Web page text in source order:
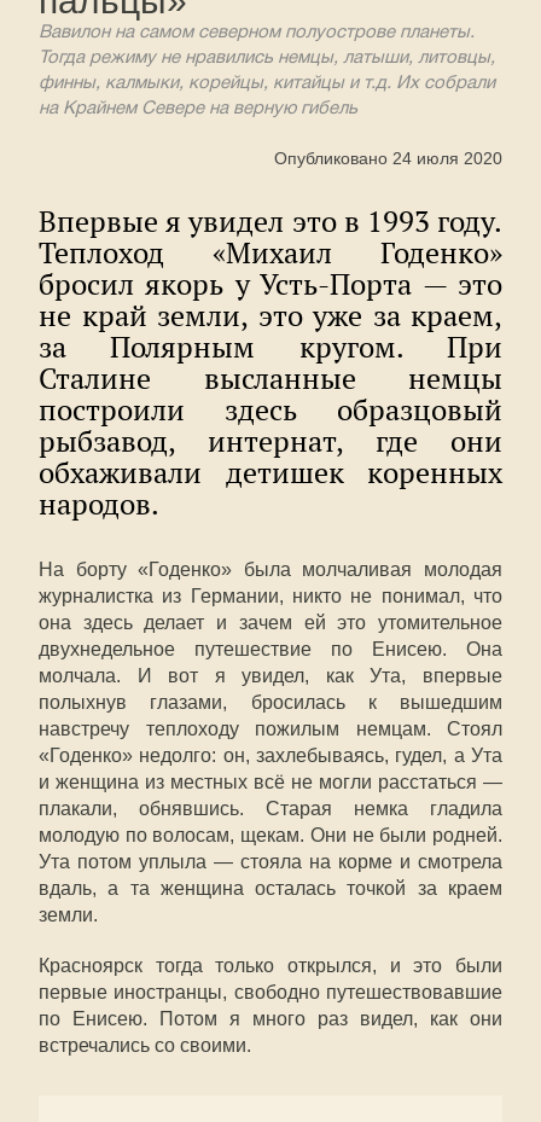
Вавилон на самом северном полуострове планеты.
Тогда режиму не нравились немцы, латыши, литовцы,
финны, калмыки, корейцы, китайцы и т.д. Их собрали
на Крайнем Севере на верную гибель
Опубликовано 24 июля 2020
Впервые я увидел это в 1993 году.
Теплоход «Михаил Годенко»
бросил якорь у Усть-Порта — это
не край земли, это уже за краем,
за Полярным кругом. При
Сталине высланные немцы
построили здесь образцовый
рыбзавод, интернат, где они
обхаживали детишек коренных
народов.
На борту «Годенко» была молчаливая молодая
журналистка из Германии, никто не понимал, что
она здесь делает и зачем ей это утомительное
двухнедельное путешествие по Енисею. Она
молчала. И вот я увидел, как Ута, впервые
полыхнув глазами, бросилась к вышедшим
навстречу теплоходу пожилым немцам. Стоял
«Годенко» недолго: он, захлебываясь, гудел, а Ута
и женщина из местных всё не могли расстаться —
плакали, обнявшись. Старая немка гладила
молодую по волосам, щекам. Они не были родней.
Ута потом уплыла — стояла на корме и смотрела
вдаль, а та женщина осталась точкой за краем
земли.
Красноярск тогда только открылся, и это были
первые иностранцы, свободно путешествовавшие
по Енисею. Потом я много раз видел, как они
встречались со своими.